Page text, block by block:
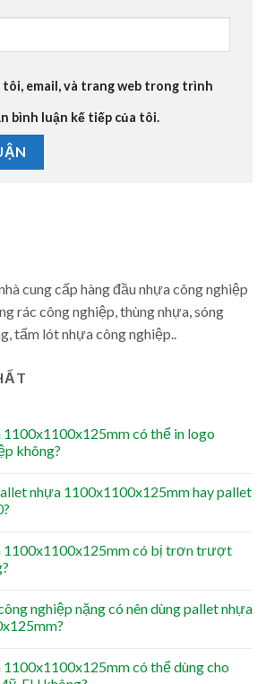
tôi, email, và trang web trong trình
bình luận kế tiếp của tôi.
cung cấp hàng đầu nhựa công nghiệp
rác công nghiệp, thùng nhựa, sóng
tấm lót nhựa công nghiệp..
1100x1100x125mm có thể in logo
không?
nhựa 1100x1100x125mm hay pallet
1100x1100x125mm có bị trơn trượt
nghiệp nặng có nên dùng pallet nhựa
1100x1100x125mm có thể dùng cho